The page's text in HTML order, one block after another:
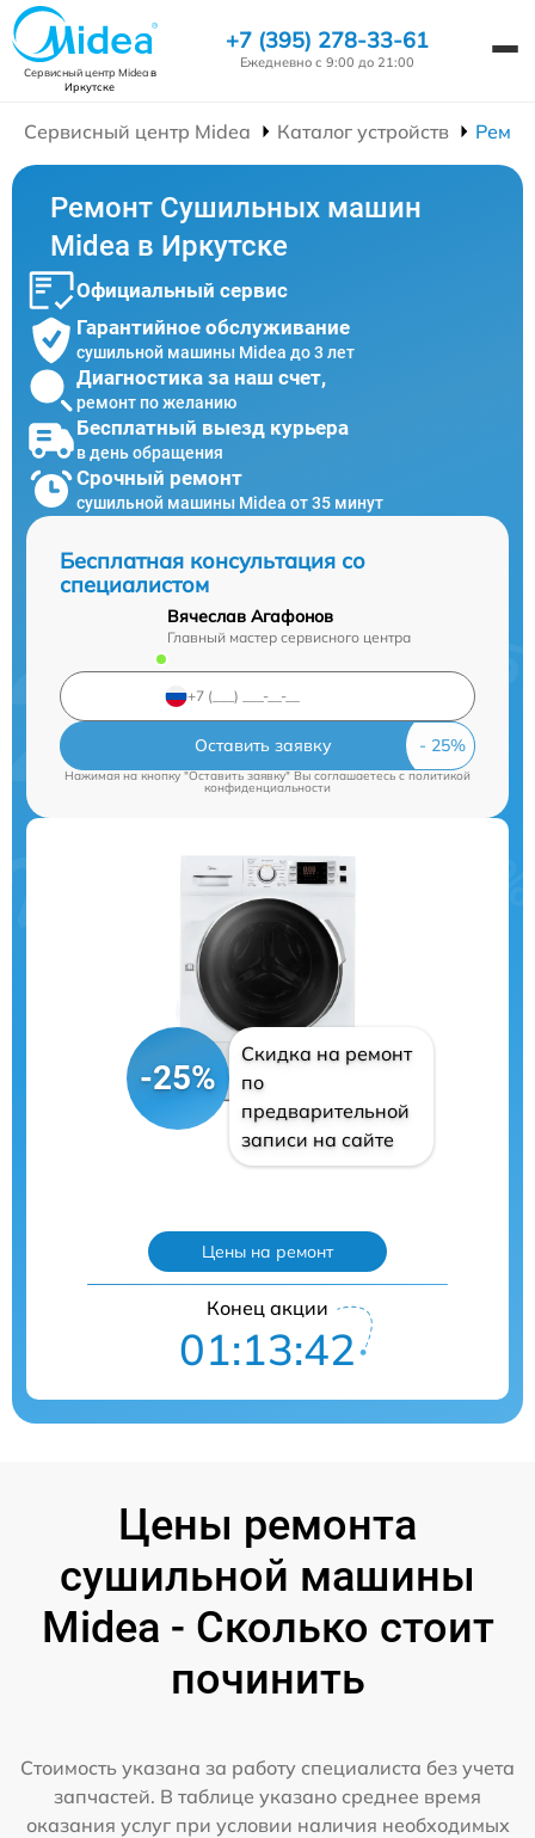
Сервисный центр Mideaв
Иркутске
+7 (395) 278-33-61
Ежедневно с 9:00 до 21:00
Сервисный центр Midea Каталог устройств
Ремонт Сушильных машин
Midea в Иркутске
Официальный сервис
Гарантийное обслуживание
сушильной машины Midea до 3 лет
Диагностика за наш счет,
ремонт по желанию
Бесплатный выезд курьера
в день обращения
Срочный ремонт
сушильной машины Midea от 35 минут
Бесплатная консультация со
специалистом
Вячеслав Агафонов
Главный мастер сервисного центра
Оставить заявку
Нажимая на кнопку "Оставить заявку" Вы соглашаетесь cполитикой
конфиденциальности
-25%
Скидка на ремонт
по
предварительной
записи на сайте
Цены на ремонт
Конец акции
01:13:41
Цены ремонта
сушильной машины
Midea - Сколько стоит
починить
Стоимость указана за работу специалиста без учета
запчастей. В таблице указано среднее время
оказания услуг при условии наличия необходимых